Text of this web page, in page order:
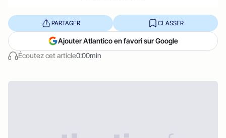
Écoutez cet article0:00min
PARTAGER CLASSER
Ajouter Atlantico en favori sur Google